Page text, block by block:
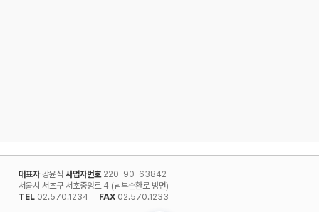
대표자강윤식 사업자번호220-90-63842
서울시 서초구 서초중앙로 4 (남부순환로 방면)
TEL 02.570.1234 FAX 02.570.1233